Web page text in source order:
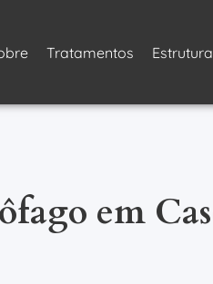
Tratamentos Estrutura
em